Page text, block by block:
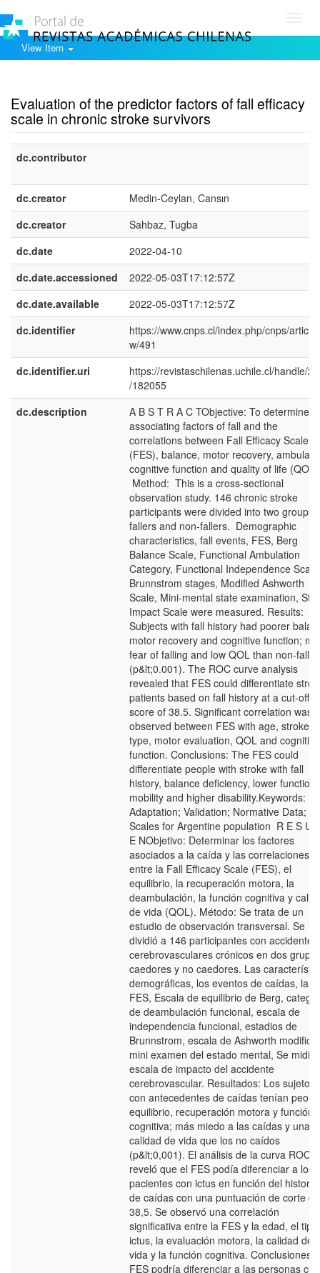
View Item
Evaluation of the predictor factors of fall efficacy
scale in chronic stroke survivors
dc.contributor
dc.creator
Medin-Ceylan, Cansın
dc.creator
Sahbaz, Tugba
dc.date
2022-04-10
dc.date.accessioned
2022-05-03T17:12:57Z
dc.date.available
2022-05-03T17:12:57Z
dc.identifier
https://www.cnps.cl/index.php/cnps/
w/491
dc.identifier.uri
https://revistaschilenas.uchile.cl/handle/
/182055
dc.description
A B S T R A C TObjective: To determine
associating factors of fall and the
correlations between Fall Efficacy Scale
(FES), balance, motor recovery,
cognitive function and quality of life
Method: This is a cross-sectional
observation study. 146 chronic stroke
participants were divided into two groups
fallers and non-fallers. Demographic
characteristics, fall events, FES, Berg
Balance Scale, Functional Ambulation
Category, Functional Independence
Brunnstrom stages, Modified Ashworth
Scale, Mini-mental state examination,
Impact Scale were measured. Results:
Subjects with fall history had poorer
motor recovery and cognitive function;
fear of falling and low QOL than non-
(p&lt;0.001). The ROC curve analysis
revealed that FES could differentiate
patients based on fall history at a cut-off
score of 38.5. Significant correlation was
observed between FES with age, stroke
type, motor evaluation, QOL and cognitive
function. Conclusions: The FES could
differentiate people with stroke with fall
history, balance deficiency, lower
mobility and higher disability.Keywords:
Adaptation; Validation; Normative Data;
Scales for Argentine population R E S U
E NObjetivo: Determinar los factores
asociados a la caída y las correlaciones
entre la Fall Efficacy Scale (FES), el
equilibrio, la recuperación motora, la
deambulación, la función cognitiva y
de vida (QOL). Método: Se trata de un
estudio de observación transversal. Se
dividió a 146 participantes con accidentes
cerebrovasculares crónicos en dos
caedores y no caedores. Las
demográficas, los eventos de caídas, la
FES, Escala de equilibrio de Berg,
de deambulación funcional, escala de
independencia funcional, estadios de
Brunnstrom, escala de Ashworth
mini examen del estado mental, Se midió
escala de impacto del accidente
cerebrovascular. Resultados: Los sujetos
con antecedentes de caídas tenían peor
equilibrio, recuperación motora y función
cognitiva; más miedo a las caídas y una
calidad de vida que los no caídos
(p&lt;0,001). El análisis de la curva ROC
reveló que el FES podía diferenciar a los
pacientes con ictus en función del historial
de caídas con una puntuación de corte de
38,5. Se observó una correlación
significativa entre la FES y la edad, el
ictus, la evaluación motora, la calidad de
vida y la función cognitiva. Conclusiones:
FES podría diferenciar a las personas con